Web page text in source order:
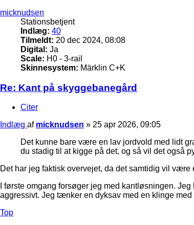
micknudsen
Stationsbetjent
Indlæg: 40
Tilmeldt: 20 dec 2024, 08:08
Digital: Ja
Scale: H0 - 3-rail
Skinnesystem: Märklin C+K
Re: Kant på skyggebanegård
Citer
Indlæg af micknudsen » 25 apr 2026, 09:05
Det kunne bare være en lav jordvold med lidt
du stadig til at kigge på det, og så vil det også
Det har jeg faktisk overvejet, da det samtidig vil
I første omgang forsøger jeg med kantløsningen.
aggressivt. Jeg tænker en dyksav med en klinge
Top